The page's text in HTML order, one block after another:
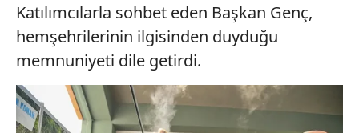
Katılımcılarla sohbet eden Başkan Genç,
hemşehrilerinin ilgisinden duyduğu
memnuniyeti dile getirdi.